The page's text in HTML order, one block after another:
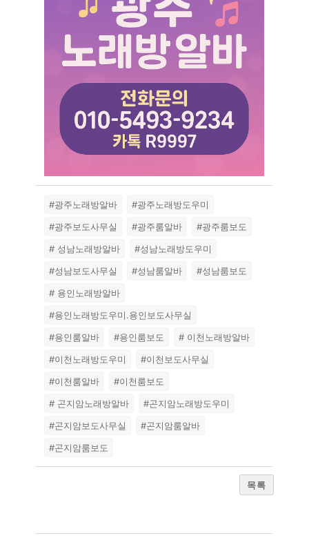
#광주노래방알바
#광주노래방도우미
#광주보도사무실
#광주룸알바
#광주룸보도
# 성남노래방알바
#성남노래방도우미
#성남보도사무실
#성남룸알바
#성남룸보도
# 용인노래방알바
#용인노래방도우미.용인보도사무실
#용인룸알바
#용인룸보도
# 이천노래방알바
#이천노래방도우미
#이천보도사무실
#이천룸알바
#이천룸보도
# 곤지암노래방알바
#곤지암노래방도우미
#곤지암보도사무실
#곤지암룸알바
#곤지암룸보도
목록